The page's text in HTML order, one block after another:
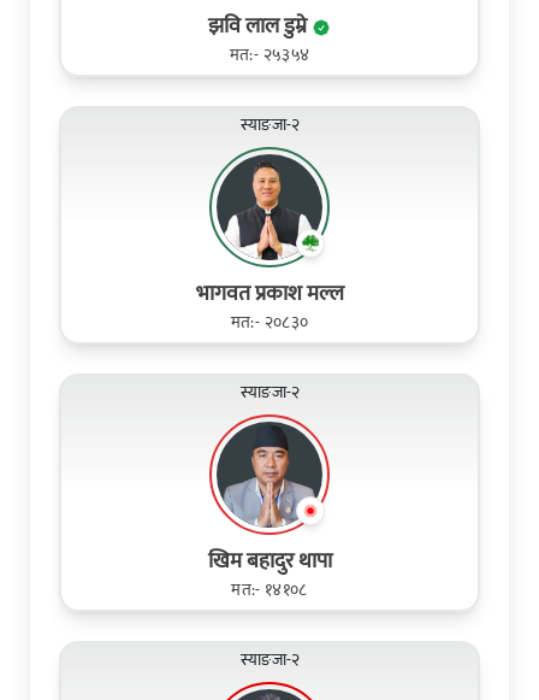
झवि लाल डुम्रे
मत:- २५३५४
स्याङजा-२
भागवत प्रकाश मल्ल
मत:- २०८३०
स्याङजा-२
खिम बहादुर थापा
मत:- १४१०८
स्याङजा-२